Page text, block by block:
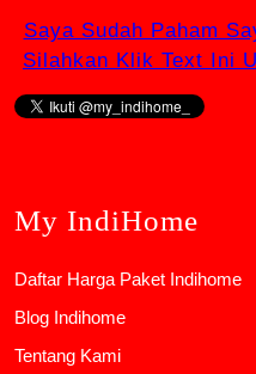
Saya Sudah Paham
Silahkan Klik Text Ini
My IndiHome
Daftar Harga Paket Indihome
Blog Indihome
Tentang Kami